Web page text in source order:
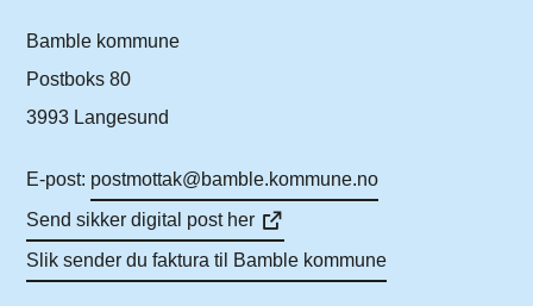
Bamble kommune
Postboks 80
3993 Langesund
E-post: postmottak@bamble.kommune.no
Send sikker digital post her
Slik sender du faktura til Bamble kommune